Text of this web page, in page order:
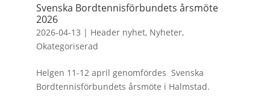
Svenska Bordtennisförbundets årsmöte
2026
2026-04-13 | Header nyhet, Nyheter,
Okategoriserad
Helgen 11-12 april genomfördes Svenska
Bordtennisförbundets årsmöte i Halmstad.